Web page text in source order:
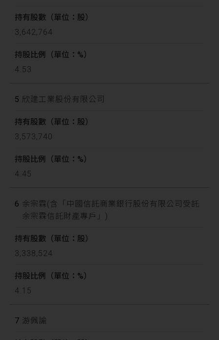
3,642,764
4.53
5 欣建工業股份有限公司
3,573,740
4.45
6 余宗霖(含「中國信託商業銀行股份有限公司受託
余宗霖信託財產專戶」)
3,338,524
4.15
7 游佩諭